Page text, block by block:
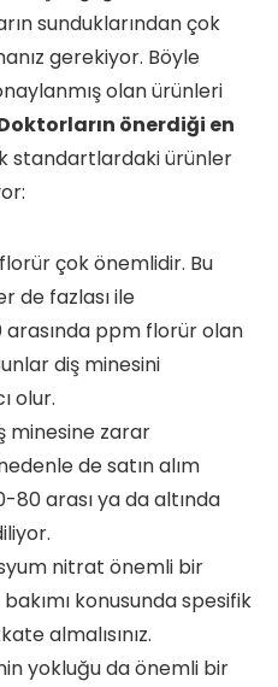
sunduklarından çok
gerekiyor. Böyle
olan ürünleri
önerdiği en
standartlardaki ürünler
çok önemlidir. Bu
de fazlası ile
arasında ppm florür olan
diş minesini
olur.
minesine zarar
de satın alım
80 arası ya da altında
nitrat önemli bir
konusunda spesifik
almalısınız.
yokluğu da önemli bir